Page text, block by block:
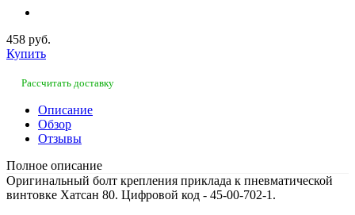
458 руб.
Купить
Рассчитать доставку
Описание
Обзор
Отзывы
Полное описание
Оригинальный болт крепления приклада к пневматической
винтовке Хатсан 80. Цифровой код - 45-00-702-1.